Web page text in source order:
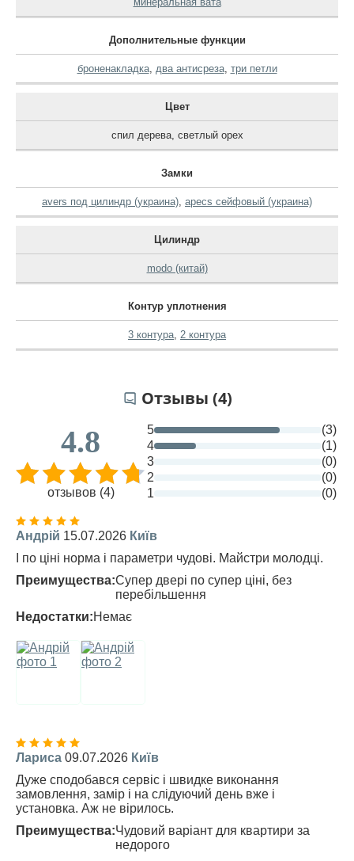
Дополнительные функции
броненакладка, два антисреза, три петли
Цвет
спил дерева, светлый орех
Замки
avers под цилиндр (украина) apecs сейфовый (украина)
Цилиндр
modo (китай)
Контур уплотнения
3 контура 2 контура
Отзывы (4)
4.8
отзывов (4)
5
(3)
4
(1)
3
(0)
2
(0)
1
(0)
Андрій 15.07.2026 Київ
І по ціні норма і параметри чудові. Майстри молодці.
Преимущества:Супер двері по супер ціні, без
перебільшення
Недостатки:Немає
Лариса 09.07.2026 Київ
Дуже сподобався сервіс і швидке виконання
замовлення, замір і на слідуючий день вже і
установка. Аж не вірилось.
Преимущества:Чудовий варіант для квартири за
недорого